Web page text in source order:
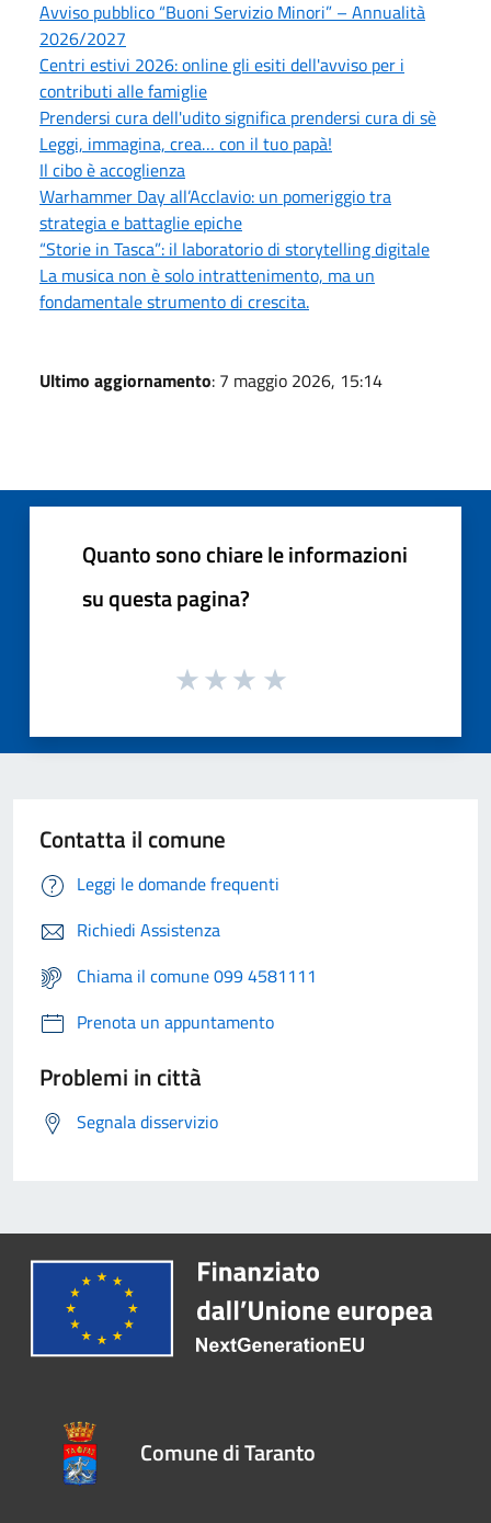
Avviso pubblico “Buoni Servizio Minori” – Annualità
2026/2027
Centri estivi 2026: online gli esiti dell'avviso per i
contributi alle famiglie
Prendersi cura dell'udito significa prendersi cura di sè
Leggi, immagina, crea… con il tuo papà!
Il cibo è accoglienza
Warhammer Day all’Acclavio: un pomeriggio tra
strategia e battaglie epiche
“Storie in Tasca”: il laboratorio di storytelling digitale
La musica non è solo intrattenimento, ma un
fondamentale strumento di crescita.
Ultimo aggiornamento: 7 maggio 2026, 15:14
Quanto sono chiare le informazioni
su questa pagina?
Contatta il comune
Leggi le domande frequenti
Richiedi Assistenza
Chiama il comune 099 4581111
Prenota un appuntamento
Problemi in città
Segnala disservizio
Comune di Taranto